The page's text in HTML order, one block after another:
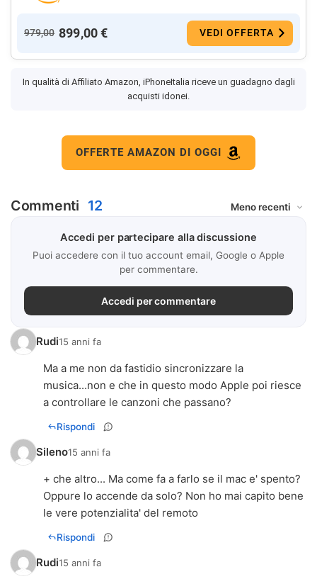
979,00 899,00 € VEDI OFFERTA
In qualità di Affiliato Amazon, iPhoneItalia riceve un guadagno dagli
acquisti idonei.
OFFERTE AMAZON DI OGGI
Commenti 12
Accedi per partecipare alla discussione
Puoi accedere con il tuo account email, Google o Apple
per commentare.
Accedi per commentare
Rudi15 anni fa
Ma a me non da fastidio sincronizzare la
musica...non e che in questo modo Apple poi riesce
a controllare le canzoni che passano?
Rispondi
Sileno15 anni fa
+ che altro... Ma come fa a farlo se il mac e' spento?
Oppure lo accende da solo? Non ho mai capito bene
le vere potenzialita' del remoto
Rispondi
Rudi15 anni fa